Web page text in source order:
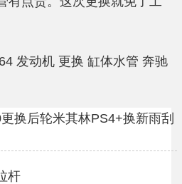
发动机 更换 缸体水管 奔驰
换后轮米其林PS4+换新雨刮
杆